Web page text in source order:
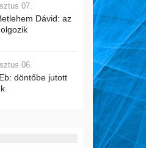
07.
Dávid: az
06.
döntőbe jutott